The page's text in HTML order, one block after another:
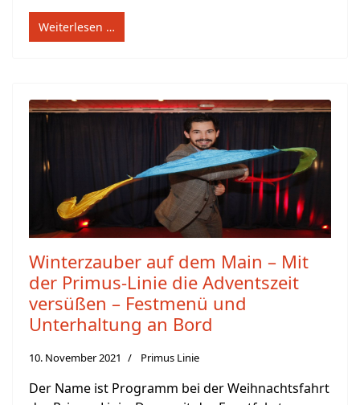
Weiterlesen …
Winterzauber auf dem Main – Mit
der Primus-Linie die Adventszeit
versüßen – Festmenü und
Unterhaltung an Bord
10. November 2021 Primus Linie
Der Name ist Programm bei der Weihnachtsfahrt